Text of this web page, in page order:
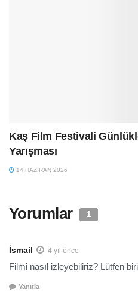
Kaş Film Festivali
Yarışması
14 HAZIRAN 2026
Yorumlar 1
İsmail 4 yıl önce
Filmi nasıl izleyebiliriz? Lütfen
Yanıtla